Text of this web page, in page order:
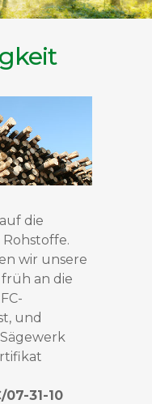
die
wir unsere
an die
und
31-10